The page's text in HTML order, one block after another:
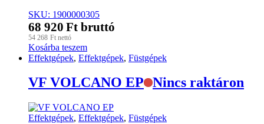
SKU: 1900000305
68 920 Ft bruttó
54 268 Ft nettó
Kosárba teszem
Effektgépek, Effektgépek, Füstgépek
VF VOLCANO EP Nincs raktáron
Effektgépek, Effektgépek, Füstgépek